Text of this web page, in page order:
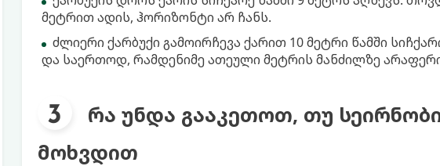
მეტრით ადის, ჰორიზონტი არ ჩანს.
ძლიერი ქარბუქი გამოირჩევა ქარით 10 მეტრი წამში
და საერთოდ, რამდენიმე ათეული მეტრის მანძილზე
რა უნდა გააკეთოთ, თუ
მოხვდით